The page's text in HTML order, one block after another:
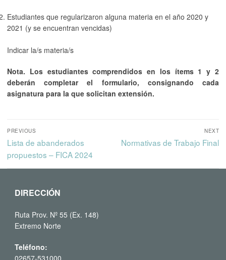
Estudiantes que regularizaron alguna materia en el año 2020 y
2021 (y se encuentran vencidas)
Indicar la/s materia/s
Nota. Los estudiantes comprendidos en los ítems 1 y 2
deberán completar el formulario, consignando cada
asignatura para la que solicitan extensión.
PREVIOUS
Lista de abanderados
propuestos – FICA 2024
NEXT
Normativas de Trabajo Final
DIRECCIÓN
Ruta Prov. Nº 55 (Ex. 148)
Extremo Norte
Teléfono:
02657-531000